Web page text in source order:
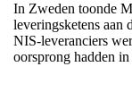
In Zweden toonde
leveringsketens aan
NIS-leveranciers
oorsprong hadden